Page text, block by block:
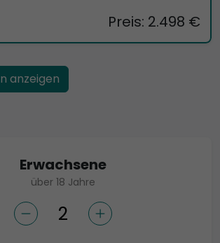
Preis: 2.498 €
anzeigen
Erwachsene
über 18 Jahre